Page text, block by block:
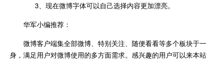
3、现在微博字体可以自己选择内容更加漂亮。
华军小编推荐：
微博客户端集全部微博、特别关注、随便看看等多个板块于一
身，满足用户对微博使用的多方面需求。感兴趣的用户可以来本站